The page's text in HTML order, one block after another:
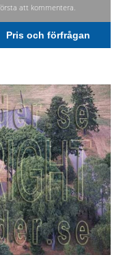
att kommentera.
Pris och förfrågan